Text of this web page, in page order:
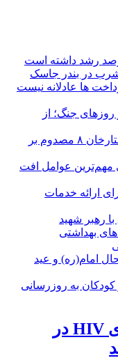
راهنمای مصرف داروهای HIV در